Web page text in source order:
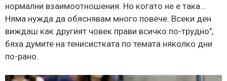
нормални взаимоотношения. Но когато не е така...
Няма нужда да обяснявам много повече. Всеки ден
виждаш как другият човек прави всичко по-трудно",
бяха думите на тенисистката по темата няколко дни
по-рано.